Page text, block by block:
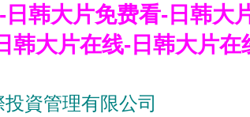
韩大片免费看-日韩
韩大片在线-日韩大片
資管理有限公司